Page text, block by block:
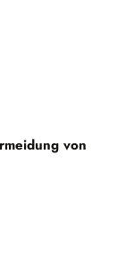
von